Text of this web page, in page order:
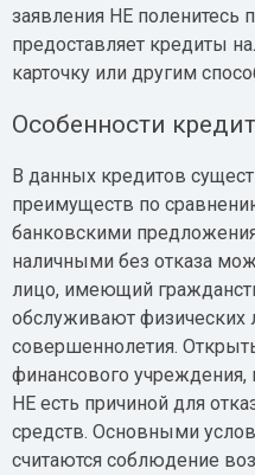
заявления НЕ поленитесь
предоставляет кредиты
карточку или другим
Особенности
В данных кредитов
преимуществ по
банковскими
наличными без отказа
лицо, имеющий
обслуживают физических
совершеннолетия.
финансового учреждения,
НЕ есть причиной для
средств. Основными
считаются соблюдение